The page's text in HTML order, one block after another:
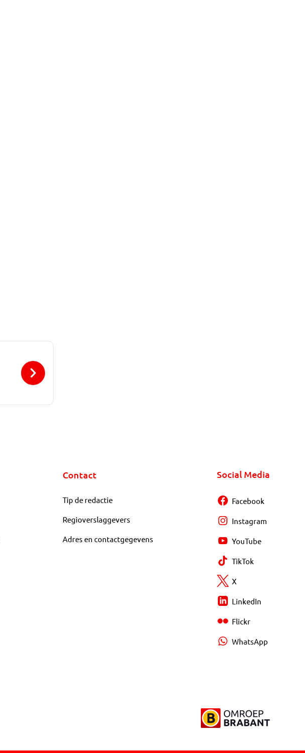
Contact
Tip de redactie
Regioverslaggevers
Adres en contactgegevens
Social Media
Facebook
Instagram
YouTube
TikTok
X
LinkedIn
Flickr
WhatsApp